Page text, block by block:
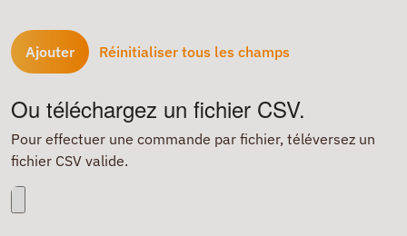
Ajouter Réinitialiser tous les champs
Ou téléchargez un fichier CSV.
Pour effectuer une commande par fichier, téléversez un
fichier CSV valide.